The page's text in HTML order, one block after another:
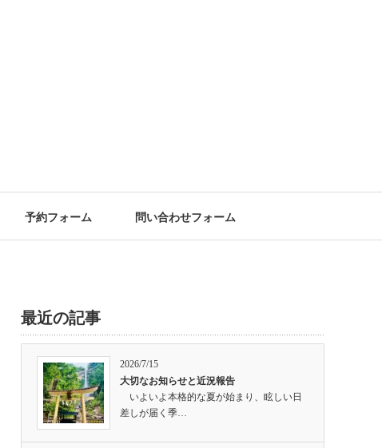
予約フォーム 問い合わせフォーム
最近の記事
2026/7/15
大切なお知らせと近況報告
いよいよ本格的な夏が始まり、眩しい日
差しが届く季…